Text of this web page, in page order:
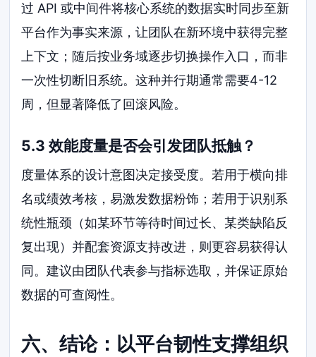
过 API 或中间件将核心系统的数据实时同步至新
平台作为事实来源，让团队在新环境中获得完整
上下文；随后按业务域逐步切换操作入口，而非
一次性切断旧系统。这种并行期通常需要4-12
周，但显著降低了回滚风险。
5.3 效能度量是否会引发团队抵触？
度量体系的设计意图决定接受度。若用于横向排
名或绩效考核，易激发数据粉饰；若用于识别系
统性瓶颈（如某环节等待时间过长、某类缺陷反
复出现）并配套资源支持改进，则更容易获得认
同。建议由团队代表参与指标选取，并保证原始
数据的可查阅性。
六、结论：以平台韧性支撑组织